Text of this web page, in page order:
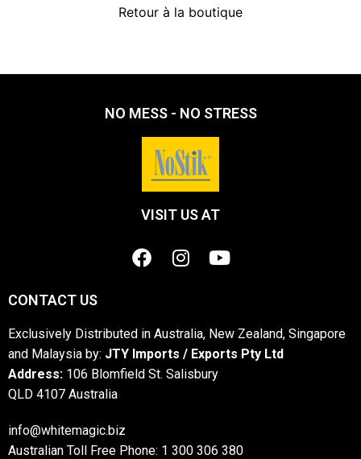
Retour à la boutique
NO MESS - NO STRESS
VISIT US AT
CONTACT US
Exclusively Distributed in Australia, New Zealand, Singapore
and Malaysia by: JTY Imports / Exports Pty Ltd
Address: 106 Blomfield St. Salisbury
QLD 4107 Australia
info@whitemagic.biz
Australian Toll Free Phone: 1 300 306 380